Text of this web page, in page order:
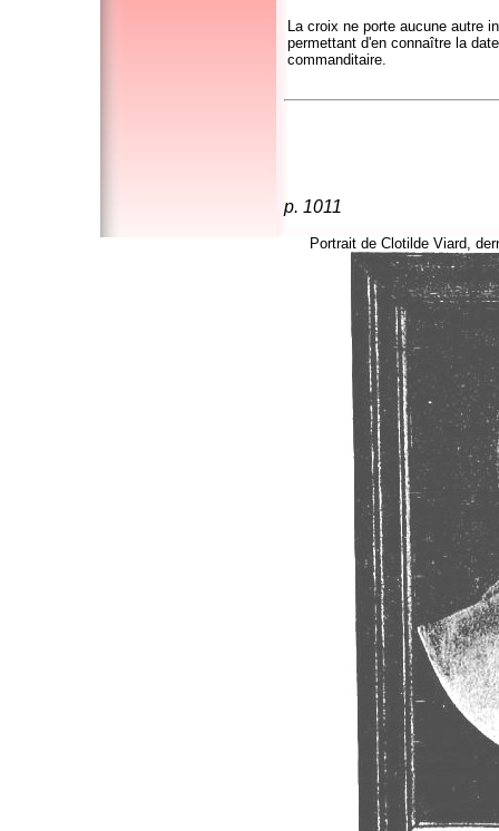
La croix ne porte aucune autre
permettant d'en connaître la
commanditaire.
p. 1011
Portrait de Clotilde Viard,